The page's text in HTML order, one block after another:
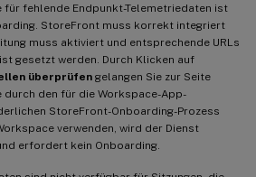
für fehlende Endpunkt-Telemetriedaten ist
StoreFront muss korrekt integriert
muss aktiviert und entsprechende URLs
gesetzt werden. Durch Klicken auf
überprüfen gelangen Sie zur Seite
durch den für die Workspace-App-
StoreFront-Onboarding-Prozess
verwenden, wird der Dienst
erfordert kein Onboarding.